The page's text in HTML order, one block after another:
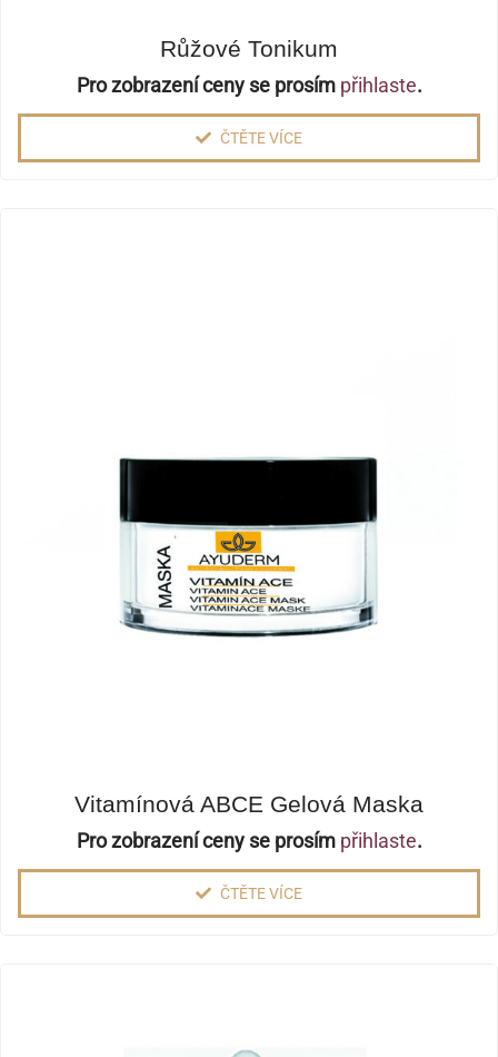
Růžové Tonikum
Pro zobrazení ceny se prosím přihlaste.
ČTĚTE VÍCE
Vitamínová ABCE Gelová Maska
Pro zobrazení ceny se prosím přihlaste.
ČTĚTE VÍCE